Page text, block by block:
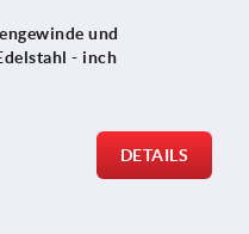
und
- inch
DETAILS